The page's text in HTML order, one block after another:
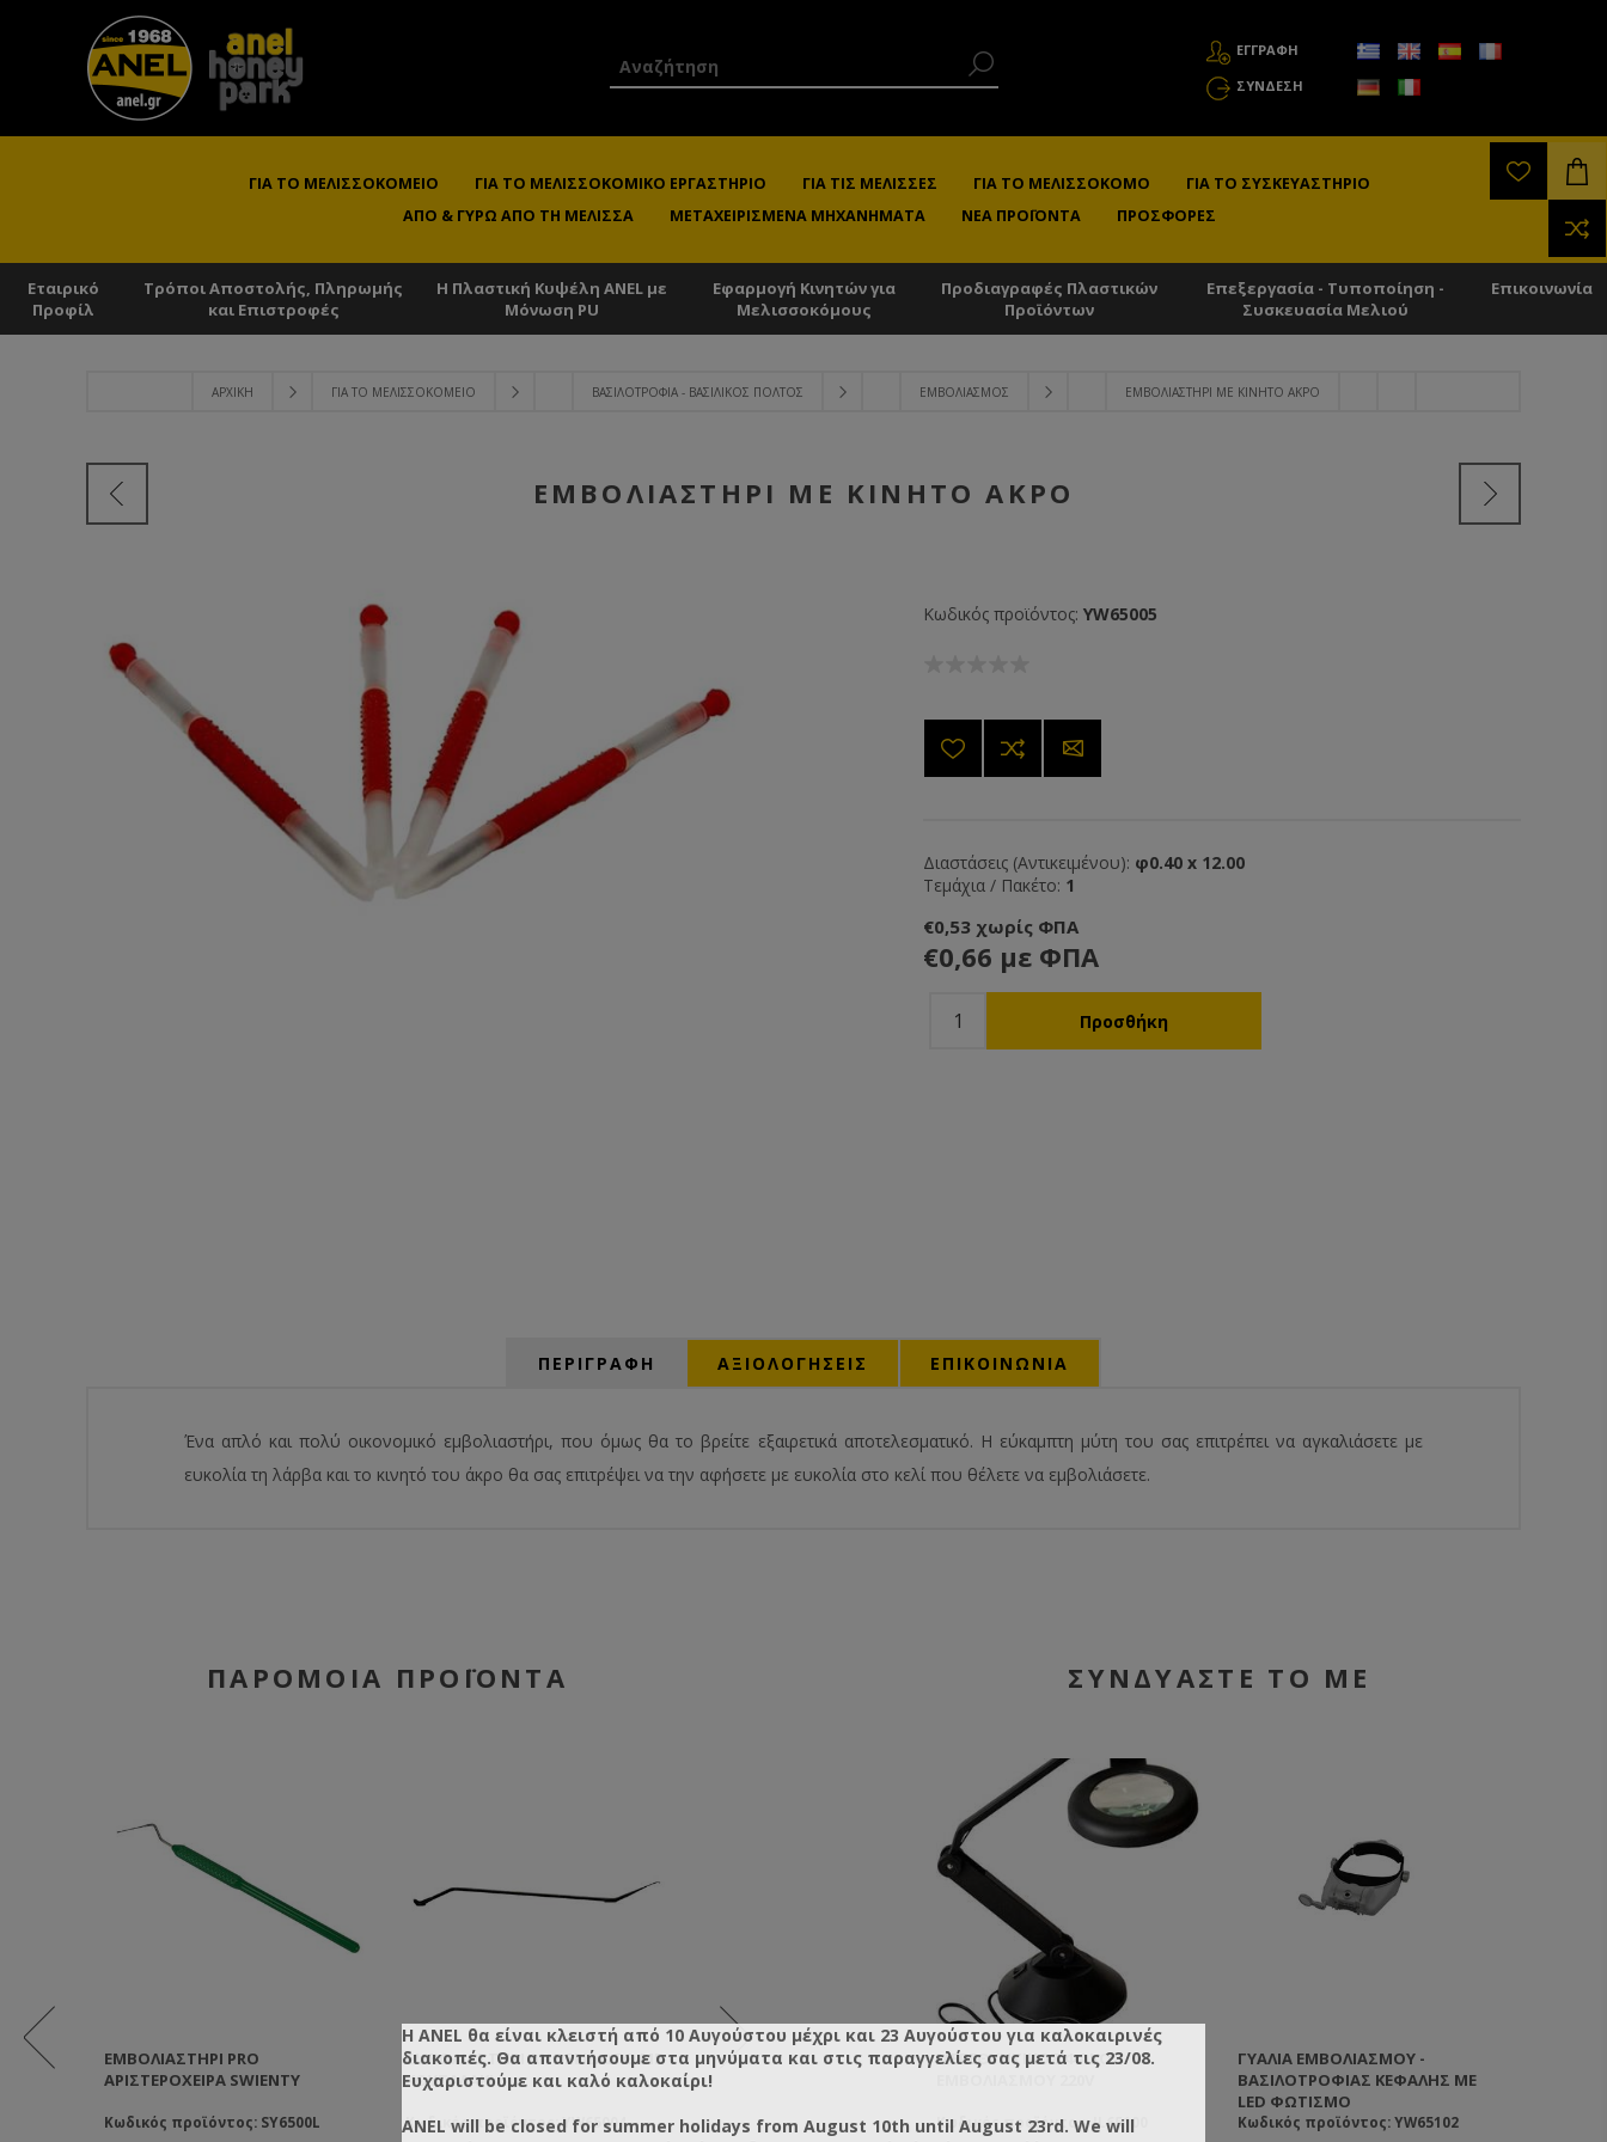
ΕΓΓΡΑΦΗ
ΣΎΝΔΕΣΗ
ΓΙΑ ΤΟ ΜΕΛΙΣΣΟΚΟΜΕΊΟ ΓΙΑ ΤΟ ΜΕΛΙΣΣΟΚΟΜΙΚΌ ΕΡΓΑΣΤΉΡΙΟ ΓΙΑ ΤΙΣ ΜΈΛΙΣΣΕΣ ΓΙΑ ΤΟ ΜΕΛΙΣΣΟΚΌΜΟ
ΓΙΑ ΤΟ ΣΥΣΚΕΥΑΣΤΉΡΙΟ
ΑΠΌ & ΓΎΡΩ ΑΠΌ ΤΗ ΜΈΛΙΣΣΑ
ΜΕΤΑΧΕΙΡΙΣΜΈΝΑ ΜΗΧΑΝΉΜΑΤΑ ΝΈΑ ΠΡΟΪΌΝΤΑ ΠΡΟΣΦΟΡΈΣ
Εταιρικό
Προφίλ
Τρόποι Αποστολής, Πληρωμής
και Επιστροφές
Η Πλαστική Κυψέλη ANEL με
Μόνωση PU
Εφαρμογή Κινητών για
Μελισσοκόμους
Προδιαγραφές Πλαστικών
Προϊόντων
Επεξεργασία - Τυποποίηση -
Συσκευασία Μελιού
Επικοινωνία
ΑΡΧΙΚΉ ΓΙΑ ΤΟ ΜΕΛΙΣΣΟΚΟΜΕΊΟ ΒΑΣΙΛΟΤΡΟΦΊΑ - ΒΑΣΙΛΙΚΌΣ ΠΟΛΤΌΣ ΕΜΒΟΛΙΑΣΜΌΣ ΕΜΒΟΛΙΑΣΤΉΡΙ ΜΕ ΚΙΝΗΤΌ ΆΚΡΟ
ΕΜΒΟΛΙΑΣΤΉΡΙ ΜΕ ΚΙΝΗΤΌ ΆΚΡΟ
Κωδικός προϊόντος: YW65005
Διαστάσεις (Αντικειμένου): φ0.40 x 12.00
Τεμάχια / Πακέτο: 1
€0,53 χωρίς ΦΠΑ
€0,66 με ΦΠΑ
ΠΕΡΙΓΡΑΦΗ ΑΞΙΟΛΟΓΉΣΕΙΣ ΕΠΙΚΟΙΝΩΝΙΑ
Ένα απλό και πολύ οικονομικό εμβολιαστήρι, που όμως θα το βρείτε εξαιρετικά αποτελεσματικό. Η εύκαμπτη μύτη του σας επιτρέπει να αγκαλιάσετε με
ευκολία τη λάρβα και το κινητό του άκρο θα σας επιτρέψει να την αφήσετε με ευκολία στο κελί που θέλετε να εμβολιάσετε.
ΠΑΡΌΜΟΙΑ ΠΡΟΪΌΝΤΑ
ΕΜΒΟΛΙΑΣΤΉΡΙ PRO
ΑΡΙΣΤΕΡΌΧΕΙΡΑ SWIENTY
Κωδικός προϊόντος: SY6500L
ΕΜΒΟΛΙΑΣΤΉΡΙ ΑΝΟΞΕΊΔΩΤΟ ΜΕ
ΚΟΥΤΑΛΆΚΙ
Κωδικός προϊόντος: YW65004
ΕΜΒΟΛΙΑΣΤΉΡΙ PRO ΔΕΞΙΌΧΕΙΡΑ
SWIENTY
Κωδικός προϊόντος: SY6500R
ΚΟΥΤΑΛΆΚΙ ΕΞΑΓΩΓΉΣ ΒΑΣΙΛΙΚΟΎ
Κωδικός προϊόντος: YW65451
ΕΜΒΟΛΙΑΣΤΉΡΙ ΑΝΟΞΕΊΔΩΤΟ
Κωδικός προϊόντος: SY65003
ΣΥΝΔΥΑΣΤΕ ΤΟ ΜΕ
ΜΕΓΕΘΥΝΤΙΚΌΣ ΦΑΚΌΣ
Κωδικός προϊόντος: JL65100
ΓΥΑΛΙΆ ΕΜΒΟΛΙΑΣΜΟΎ -
ΒΑΣΙΛΟΤΡΟΦΊΑΣ ΚΕΦΑΛΉΣ ΜΕ
LED ΦΩΤΙΣΜΌ
Κωδικός προϊόντος: YW65102
Η ANEL θα είναι κλειστή από 10 Αυγούστου μέχρι και 23 Αυγούστου για καλοκαιρινές
διακοπές. Θα απαντήσουμε στα μηνύματα και στις παραγγελίες σας μετά τις 23/08.
Ευχαριστούμε και καλό καλοκαίρι!
ANEL will be closed for summer holidays from August 10th until August 23rd. We will